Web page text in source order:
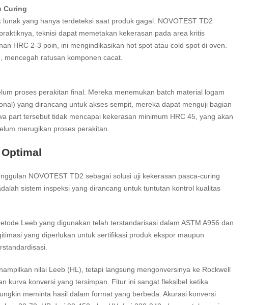
Curing
yang hanya terdeteksi saat produk gagal. NOVOTEST TD2
teknisi dapat memetakan kekerasan pada area kritis
HRC 2-3 poin, ini mengindikasikan hot spot atau cold spot di oven.
ratusan komponen cacat.
proses perakitan final. Mereka menemukan batch material logam
yang dirancang untuk akses sempit, mereka dapat menguji bagian
part tersebut tidak mencapai kekerasan minimum HRC 45, yang akan
merugikan proses perakitan.
NOVOTEST TD2 sebagai solusi uji kekerasan pasca-curing
sistem inspeksi yang dirancang untuk tuntutan kontrol kualitas
Leeb yang digunakan telah terstandarisasi dalam ASTM A956 dan
yang diperlukan untuk sertifikasi produk ekspor maupun
nilai Leeb (HL), tetapi langsung mengonversinya ke Rockwell
kurva konversi yang tersimpan. Fitur ini sangat fleksibel ketika
meminta hasil dalam format yang berbeda. Akurasi konversi